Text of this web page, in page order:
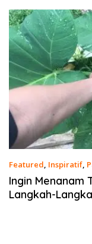
Featured, Inspiratif,
2026
Ingin Menanam
Langkah-